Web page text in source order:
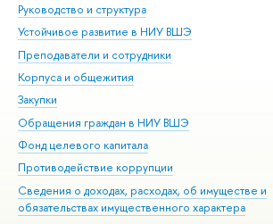
Руководство и структура
Устойчивое развитие в НИУ ВШЭ
Преподаватели и сотрудники
Корпуса и общежития
Закупки
Обращения граждан в НИУ ВШЭ
Фонд целевого капитала
Противодействие коррупции
Сведения о доходах, расходах, об имуществе и
обязательствах имущественного характера